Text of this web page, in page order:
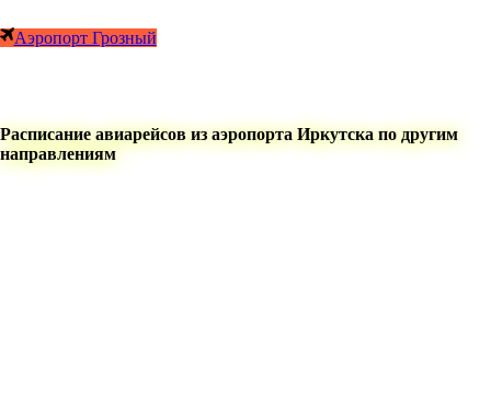
Аэропорт Грозный
Расписание авиарейсов из аэропорта Иркутска по другим
направлениям